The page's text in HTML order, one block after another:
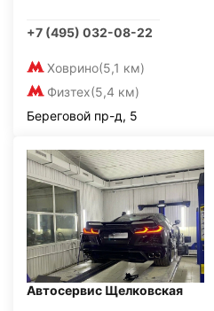
+7 (495) 032-08-22
Ховрино(5,1 км)
Физтех(5,4 км)
Береговой пр-д, 5
Автосервис Щелковская